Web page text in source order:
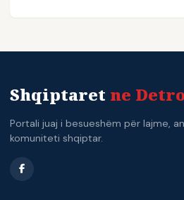
Shqiptaret ne
Portali juaj i besueshëm për lajme,
komuniteti shqiptar.